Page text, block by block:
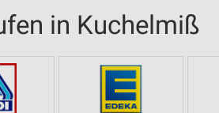
in Kuchelmiß